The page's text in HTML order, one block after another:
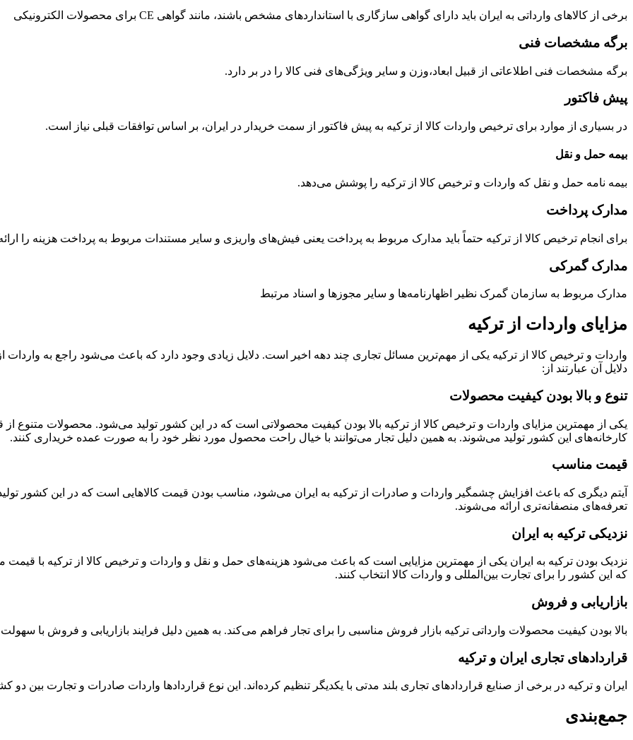
برخی از کالاهای وارداتی به ایران باید دارای گواهی سازگاری با استانداردهای مشخص باشند، مانند گواهی CE برای محصولات الکترونیکی
برگه مشخصات فنی
برگه مشخصات فنی اطلاعاتی از قبیل ابعاد،وزن و سایر ویژگی‌های فنی کالا را در بر دارد.
پیش فاکتور
در بسیاری از موارد برای ترخیص واردات کالا از ترکیه به پیش فاکتور از سمت خریدار در ایران، بر اساس توافقات قبلی نیاز است.
بیمه حمل و نقل
بیمه نامه حمل و نقل که واردات و ترخیص کالا از ترکیه را پوشش می‌دهد.
مدارک پرداخت
برای انجام ترخیص کالا از ترکیه حتماً باید مدارک مربوط به پرداخت یعنی فیش‌های واریزی و سایر مستندات مربوط به پرداخت هزینه را
مدارک گمرکی
مدارک مربوط به سازمان گمرک نظیر اظهارنامه‌ها و سایر مجوزها و اسناد مرتبط
مزایای واردات از ترکیه
واردات و ترخیص کالا از ترکیه یکی از مهم‌ترین مسائل تجاری چند دهه اخیر است. دلایل زیادی وجود دارد که باعث می‌شود راجع به
دلایل آن عبارتند از:
تنوع و بالا بودن کیفیت محصولات
یکی از مهمترین مزایای واردات و ترخیص کالا از ترکیه بالا بودن کیفیت محصولاتی است که در این کشور تولید می‌شود‌. محصولات متنوع
کارخانه‌های این کشور تولید می‌شوند. به همین دلیل تجار می‌توانند با خیال راحت محصول مورد نظر خود را به صورت عمده خریداری کنند.
قیمت مناسب
آیتم دیگری که باعث افزایش چشمگیر واردات و صادرات از ترکیه به ایران می‌شود، مناسب بودن قیمت کالاهایی است که در این کشور
تعرفه‌های منصفانه‌تری ارائه می‌شوند.
نزدیکی ترکیه به ایران
نزدیک بودن ترکیه به ایران یکی از مهمترین مزایایی است که باعث می‌شود هزینه‌های حمل و نقل و واردات و ترخیص کالا از ترکیه با
که این کشور را برای تجارت بین‌المللی و واردات کالا انتخاب کنند.
بازاریابی و فروش
بالا بودن کیفیت محصولات وارداتی ترکیه بازار فروش مناسبی را برای تجار فراهم می‌کند. به همین دلیل فرایند بازاریابی و فروش با
قراردادهای تجاری ایران و ترکیه
ایران و ترکیه در برخی از صنایع قراردادهای تجاری بلند مدتی با یکدیگر تنظیم کرده‌اند. این نوع قراردادها واردات صادرات و تجارت بین
جمع‌بندی